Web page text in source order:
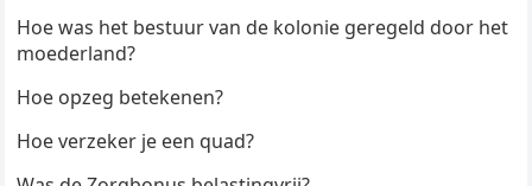
Hoe was het bestuur van de kolonie geregeld door het
moederland?
Hoe opzeg betekenen?
Hoe verzeker je een quad?